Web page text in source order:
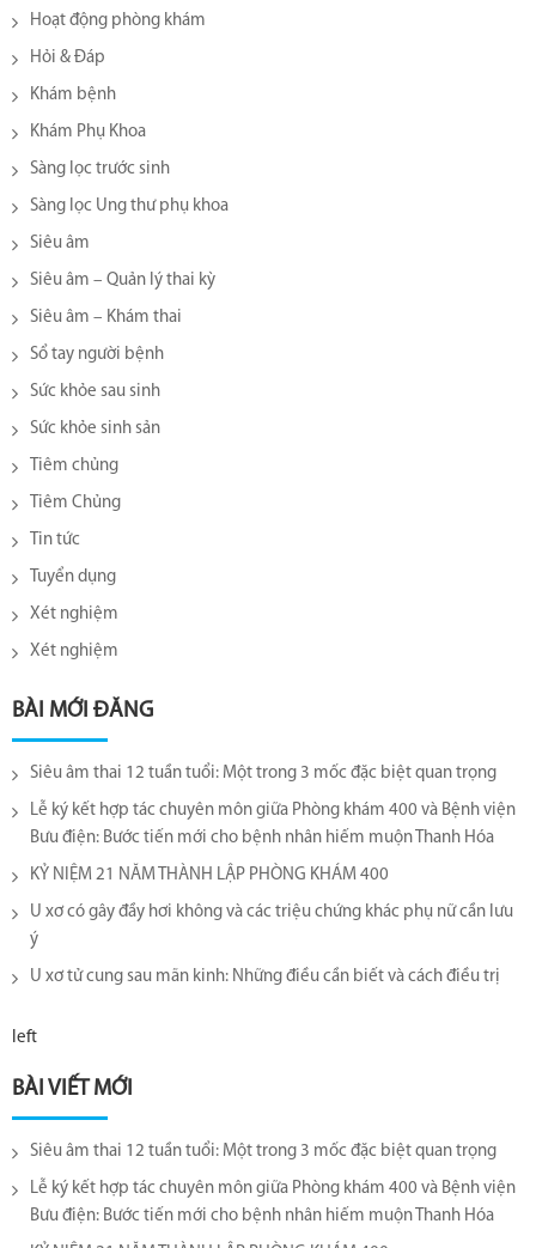
Hoạt động phòng khám
Hỏi & Đáp
Khám bệnh
Khám Phụ Khoa
Sàng lọc trước sinh
Sàng lọc Ung thư phụ khoa
Siêu âm
Siêu âm – Quản lý thai kỳ
Siêu âm – Khám thai
Sổ tay người bệnh
Sức khỏe sau sinh
Sức khỏe sinh sản
Tiêm chủng
Tiêm Chủng
Tin tức
Tuyển dụng
Xét nghiệm
Xét nghiệm
BÀI MỚI ĐĂNG
Siêu âm thai 12 tuần tuổi: Một trong 3 mốc đặc biệt quan trọng
Lễ ký kết hợp tác chuyên môn giữa Phòng khám 400 và Bệnh viện
Bưu điện: Bước tiến mới cho bệnh nhân hiếm muộn Thanh Hóa
KỶ NIỆM 21 NĂM THÀNH LẬP PHÒNG KHÁM 400
U xơ có gây đầy hơi không và các triệu chứng khác phụ nữ cần lưu
ý
U xơ tử cung sau mãn kinh: Những điều cần biết và cách điều trị
left
BÀI VIẾT MỚI
Siêu âm thai 12 tuần tuổi: Một trong 3 mốc đặc biệt quan trọng
Lễ ký kết hợp tác chuyên môn giữa Phòng khám 400 và Bệnh viện
Bưu điện: Bước tiến mới cho bệnh nhân hiếm muộn Thanh Hóa